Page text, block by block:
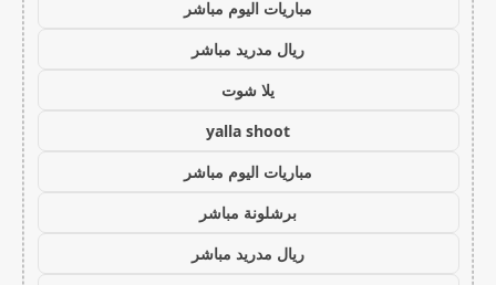
مباريات اليوم مباشر
ريال مدريد مباشر
يلا شوت
yalla shoot
مباريات اليوم مباشر
برشلونة مباشر
ريال مدريد مباشر